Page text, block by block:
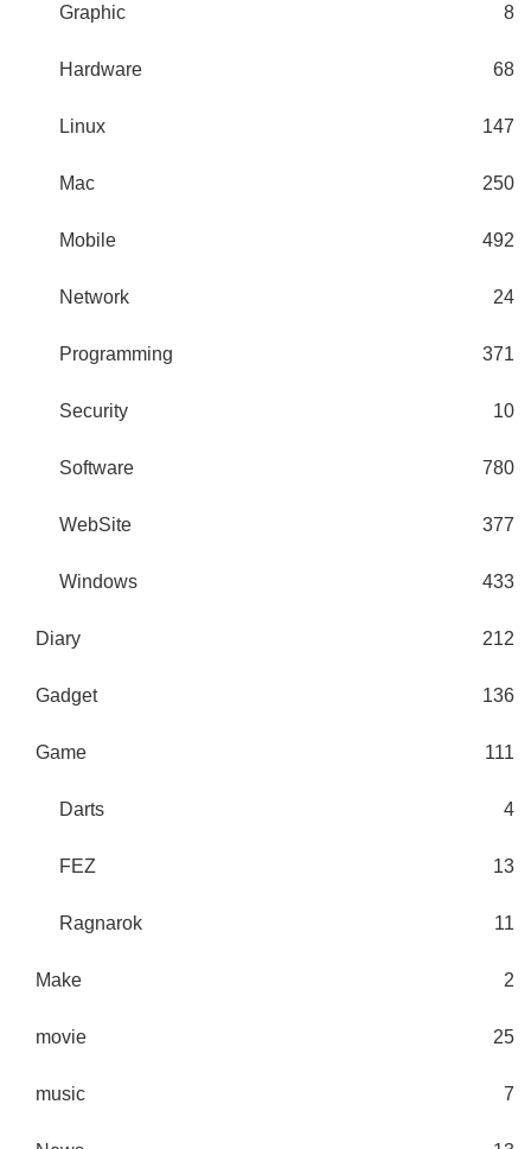
Graphic 8
Hardware 68
Linux 147
Mac 250
Mobile 492
Network 24
Programming 371
Security 10
Software 780
WebSite 377
Windows 433
Diary 212
Gadget 136
Game 111
Darts 4
FEZ 13
Ragnarok 11
Make 2
movie 25
music 7